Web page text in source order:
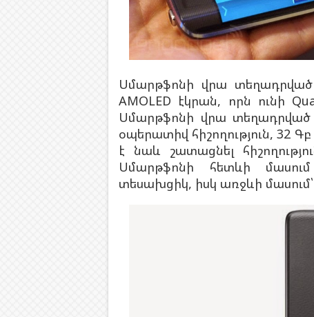
Սմարթֆոնի վրա տեղադրված
AMOLED էկրան, որն ունի
Սմարթֆոնի վրա
օպերատիվ հիշողություն, 32
է նաև շատացնել
Սմարթֆոնի հետևի
տեսախցիկ, իսկ առջևի